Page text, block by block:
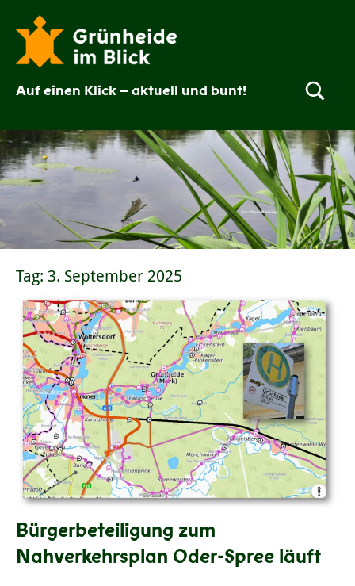
Inhalt
springen
Grünheide
im
Blick
Auf einen Klick – aktuell und bunt!
Tag: 3. September 2025
Bürgerbeteiligung zum
Nahverkehrsplan Oder-Spree läuft